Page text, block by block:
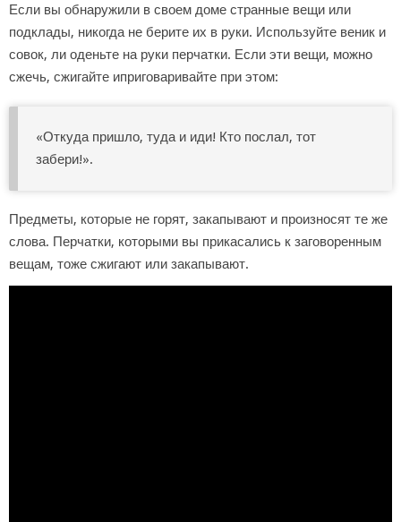
Если вы обнаружили в своем доме странные вещи или
подклады, никогда не берите их в руки. Используйте веник и
совок, ли оденьте на руки перчатки. Если эти вещи, можно
сжечь, сжигайте иприговаривайте при этом:
«Откуда пришло, туда и иди! Кто послал, тот
забери!».
Предметы, которые не горят, закапывают и произносят те же
слова. Перчатки, которыми вы прикасались к заговоренным
вещам, тоже сжигают или закапывают.